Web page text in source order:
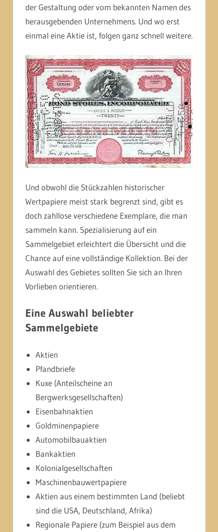
der Gestaltung oder vom bekannten Namen des
herausgebenden Unternehmens. Und wo erst
einmal eine Aktie ist, folgen ganz schnell weitere.
Und obwohl die Stückzahlen historischer
Wertpapiere meist stark begrenzt sind, gibt es
doch zahllose verschiedene Exemplare, die man
sammeln kann. Spezialisierung auf ein
Sammelgebiet erleichtert die Übersicht und die
Chance auf eine vollständige Kollektion. Bei der
Auswahl des Gebietes sollten Sie sich an Ihren
Vorlieben orientieren.
Eine Auswahl beliebter
Sammelgebiete
Aktien
Pfandbriefe
Kuxe (Anteilscheine an
Bergwerksgesellschaften)
Eisenbahnaktien
Goldminenpapiere
Automobilbauaktien
Bankaktien
Kolonialgesellschaften
Maschinenbauwertpapiere
Aktien aus einem bestimmten Land (beliebt
sind die USA, Deutschland, Afrika)
Regionale Papiere (zum Beispiel aus dem